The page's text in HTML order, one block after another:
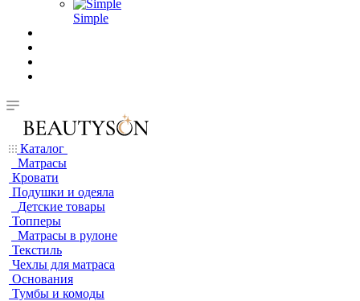
Simple
Каталог
Матрасы
Кровати
Подушки и одеяла
Детские товары
Топперы
Матрасы в рулоне
Текстиль
Чехлы для матраса
Основания
Тумбы и комоды